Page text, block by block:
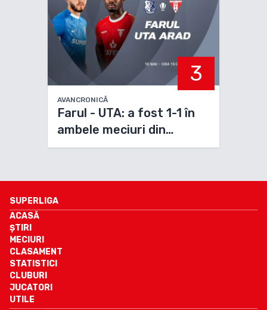
3
AVANCRONICĂ
Farul - UTA: a fost 1-1 în
ambele meciuri din
sezonul regular
SUPERLIGA
ACASĂ
ȘTIRI
MECIURI
CLASAMENT
STATISTICI
CLUBURI
JUCATORI
UTILE